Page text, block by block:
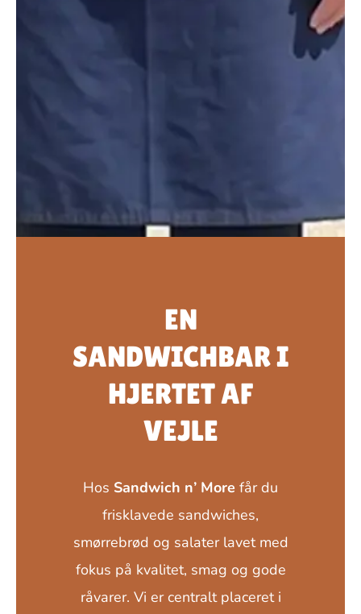
EN
SANDWICHBAR I
HJERTET AF
VEJLE
Hos Sandwich n’ More får du
frisklavede sandwiches,
smørrebrød og salater lavet med
fokus på kvalitet, smag og gode
råvarer. Vi er centralt placeret i